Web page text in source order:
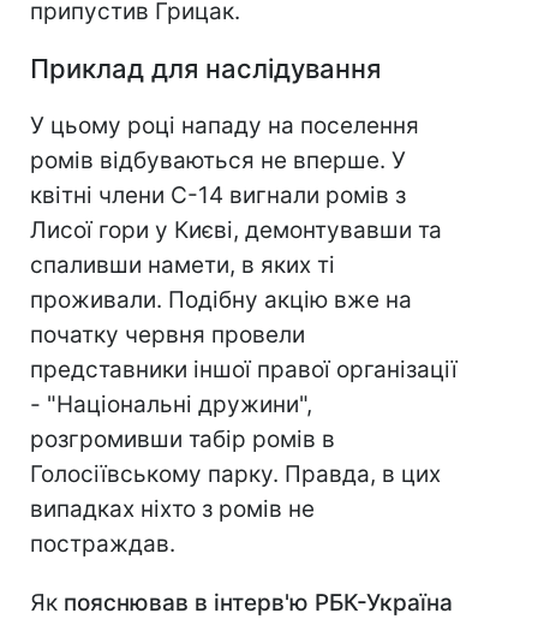
припустив Грицак.
Приклад для наслідування
У цьому році нападу на поселення
ромів відбуваються не вперше. У
квітні члени С-14 вигнали ромів з
Лисої гори у Києві, демонтувавши та
спаливши намети, в яких ті
проживали. Подібну акцію вже на
початку червня провели
представники іншої правої організації
- "Національні дружини",
розгромивши табір ромів в
Голосіївському парку. Правда, в цих
випадках ніхто з ромів не
постраждав.
Як пояснював в інтерв'ю РБК-Україна